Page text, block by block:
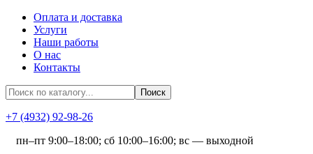
Оплата и доставка
Услуги
Наши работы
О нас
Контакты
+7 (4932) 92-98-26
пн–пт 9:00–18:00; сб 10:00–16:00; вс — выходной